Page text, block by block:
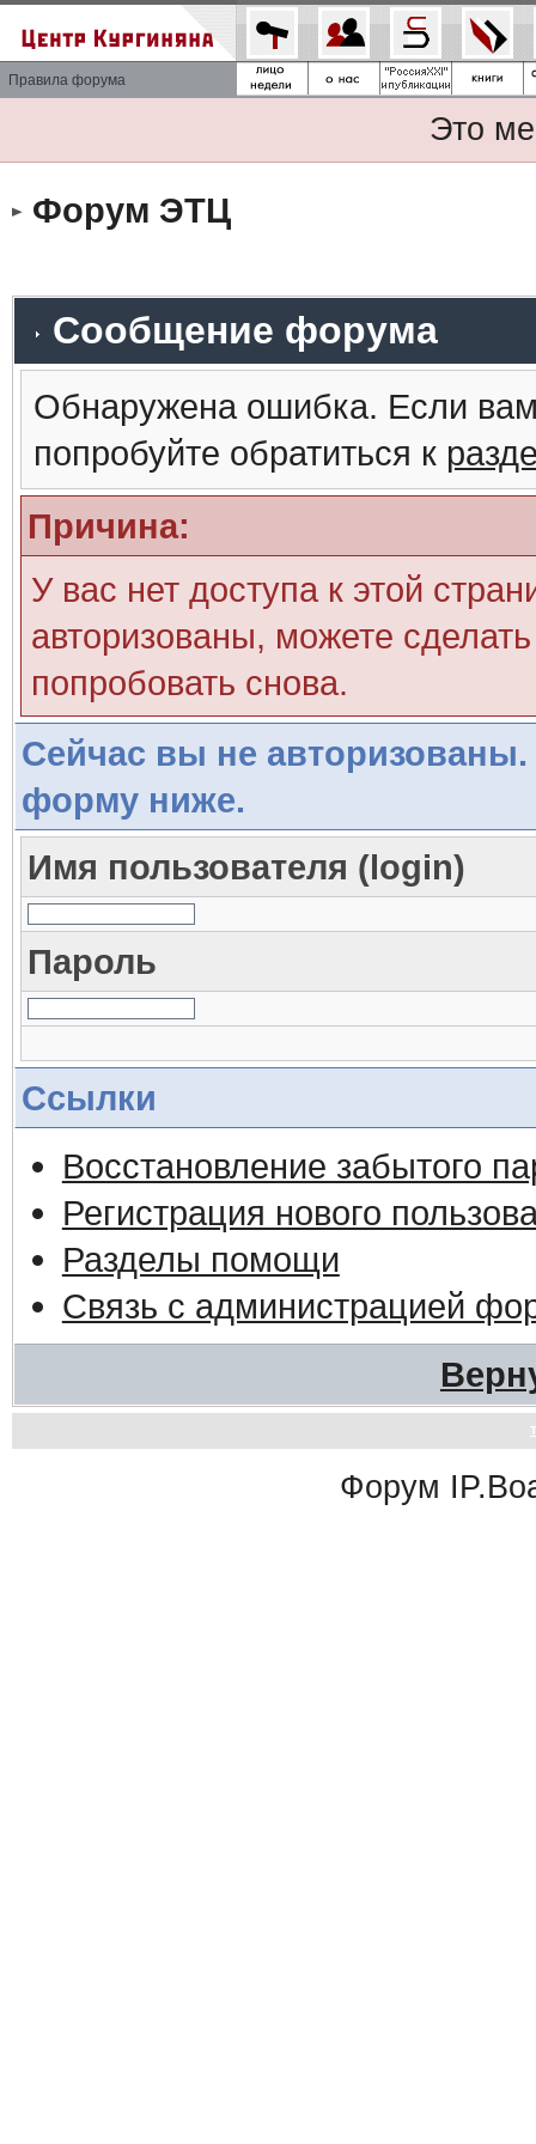
Правила форума
Это
Форум ЭТЦ
Сообщение форума
Обнаружена ошибка. Если
попробуйте обратиться к
Причина:
У вас нет доступа к этой
авторизованы, можете
попробовать снова.
Сейчас вы не авторизованы.
форму ниже.
Имя пользователя (login)
Пароль
Ссылки
Восстановление забытого
Регистрация нового
Разделы помощи
Связь с администрацией
Форум